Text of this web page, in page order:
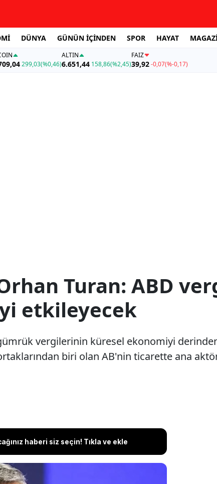
DÜNYA GÜNÜN İÇİNDEN SPOR HAYAT
299,03(%0,46)
ALTIN
6.651,44 158,86(%2,45)
FAİZ
39,92-0,07(%-0,17)
Turan: ABD
etkileyecek
vergilerinin küresel ekonomiyi
biri olan AB'nin ticarette ana
haberi siz seçin! Tıkla ve ekle